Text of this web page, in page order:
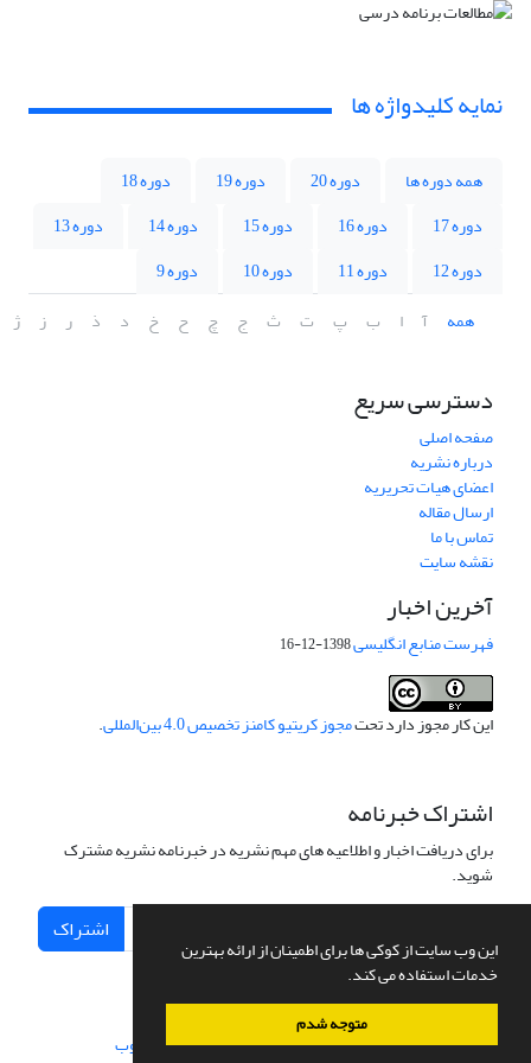
این وب سایت از کوکی ها برای اطمینان از ارائه بهترین
خدمات استفاده می کند.
متوجه شدم
نمایه کلیدواژه ها
همه دوره ها دوره 20 دوره 19
دوره 18
دوره 17
دوره 16 دوره 15 دوره 14
دوره 13
دوره 12
دوره 11 دوره 10
دوره 9
همه
آ ا ب پ ت ث ج چ ح خ د ذ ر ز ژ
دسترسی سریع
صفحه اصلی
درباره نشریه
اعضای هیات تحریریه
ارسال مقاله
تماس با ما
نقشه سایت
آخرین اخبار
فهرست منابع انگلیسی1398-12-16
این کار مجوز دارد تحتمجوز کریتیو کامنز تخصیص 4.0 بین‌المللی .
اشتراک خبرنامه
برای دریافت اخبار و اطلاعیه های مهم نشریه در خبرنامه نشریه مشترک
شوید.
اشتراک
سامانه مدیریت نشریات علمی.طراحی و پیاده سازی از سیناوب